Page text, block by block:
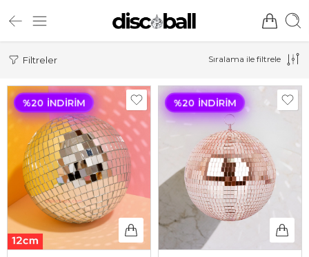
Filtreler Sıralama ile filtrele
%20 İNDIRIM %20 İNDIRIM